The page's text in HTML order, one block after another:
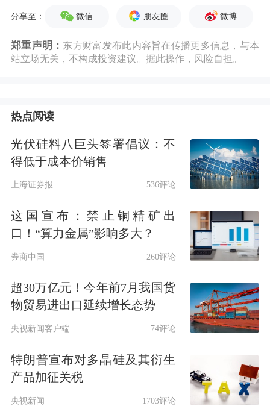
市刚起步，8只股票即为整个上海证券
狂热的炒作氛围，推动股价节节攀升。
达到3550元，真空电子最高价也达
2587.5元。3550元的股价纪录，至今仍
是A股的天花板；2000元以上的股价，
后来也只有贵州茅台曾触及。
第二个阶段是2020年前后，在消费升级
的时代背景下，消费板块多股冲破千
元。
最先站上千元的是贵州茅台，2019年6
月27日，公司股价盘中突破1000元，成
为新世纪A股首只千元股。之后，主营
扫地机器人的
、主营医美的爱
分享至： 微信 朋友圈 微博
郑重声明： 东方财富发布此内容旨在传播更多信息，与本
站立场无关，不构成投资建议。据此操作，风险自担。
热点阅读
光伏硅料八巨头签署倡议：不
得低于成本价销售
上海证券报 536评论
这国宣布：禁止铜精矿出
口！“算力金属”影响多大？
券商中国 260评论
超30万亿元！今年前7月我国货
物贸易进出口延续增长态势
央视新闻客户端 74评论
特朗普宣布对多晶硅及其衍生
产品加征关税
央视新闻 1703评论